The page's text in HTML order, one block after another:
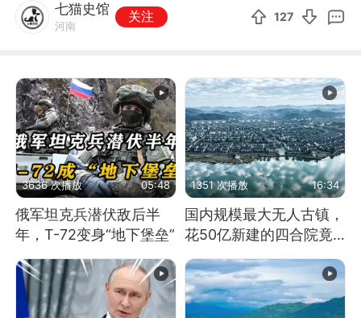
七猫史馆
河南
关注 127
3636 次播放 05:48
俄军坦克兵潜伏敌后半
年，T-72变身“地下堡垒”
1351 次播放 16:34
国内规模最大无人古镇，
花50亿新建的四合院竟